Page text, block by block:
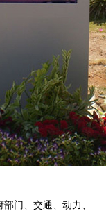
门、交通、动力、